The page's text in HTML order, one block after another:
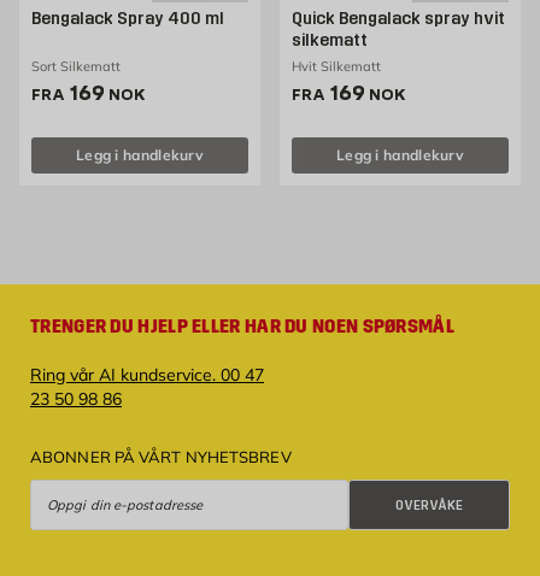
Bengalack Spray 400 ml
Sort Silkematt
FRA Pris 169 NOK /stk
169 NOK
Legg i handlekurv
Quick Bengalack spray hvit
silkematt
Hvit Silkematt
FRA Pris 169 NOK /stk
169 NOK
Legg i handlekurv
TRENGER DU HJELP ELLER HAR DU NOEN SPØRSMÅL
Ring vår AI kundservice. 00 47
23 50 98 86
ABONNER PÅ VÅRT NYHETSBREV
OVERVÅKE